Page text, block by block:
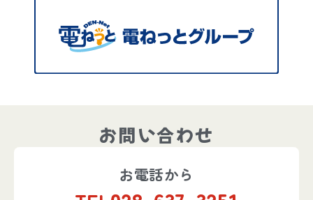
お問い合わせ
お電話から